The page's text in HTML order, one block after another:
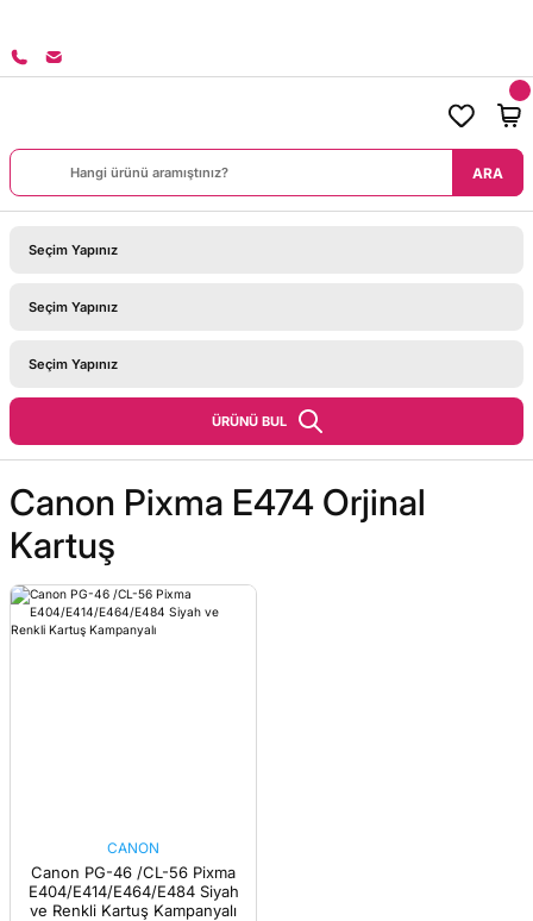
ARA
ÜRÜNÜ BUL
Canon Pixma E474 Orjinal
Kartuş
CANON
Canon PG-46 /CL-56 Pixma
E404/E414/E464/E484 Siyah
ve Renkli Kartuş Kampanyalı